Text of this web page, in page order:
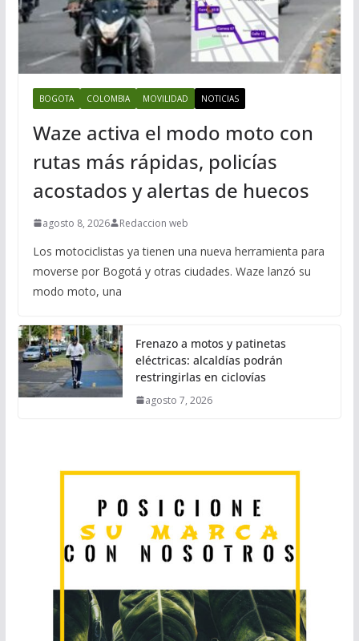
BOGOTA COLOMBIA MOVILIDAD NOTICIAS
Waze activa el modo moto con
rutas más rápidas, policías
acostados y alertas de huecos
agosto 8, 2026 Redaccion web
Los motociclistas ya tienen una nueva herramienta para
moverse por Bogotá y otras ciudades. Waze lanzó su
modo moto, una
Frenazo a motos y patinetas
eléctricas: alcaldías podrán
restringirlas en ciclovías
agosto 7, 2026